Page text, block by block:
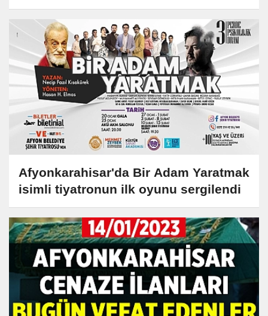
tutuklandı
Afyonkarahisar'da Bir Adam Yaratmak
isimli tiyatronun ilk oyunu sergilendi